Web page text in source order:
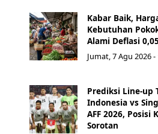
Kabar Baik,
Kebutuhan
Alami Deflasi
Jumat, 7 Agu 2026 -
Prediksi Line-up
Indonesia vs
AFF 2026, Posisi
Sorotan